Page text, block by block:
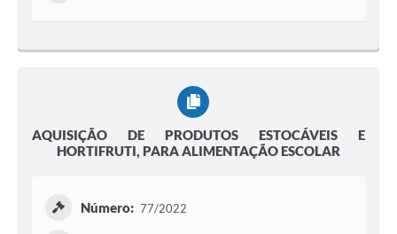
AQUISIÇÃO DE PRODUTOS ESTOCÁVEIS E
HORTIFRUTI, PARA ALIMENTAÇÃO ESCOLAR
Número: 77/2022